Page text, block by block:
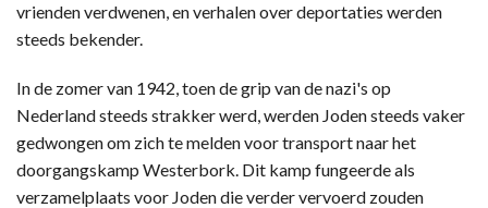
vrienden verdwenen, en verhalen over deportaties werden
steeds bekender.
In de zomer van 1942, toen de grip van de nazi's op
Nederland steeds strakker werd, werden Joden steeds vaker
gedwongen om zich te melden voor transport naar het
doorgangskamp Westerbork. Dit kamp fungeerde als
verzamelplaats voor Joden die verder vervoerd zouden